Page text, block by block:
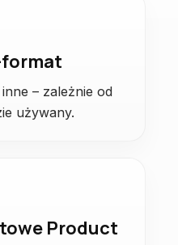
inne – zależnie od
używany.
Product